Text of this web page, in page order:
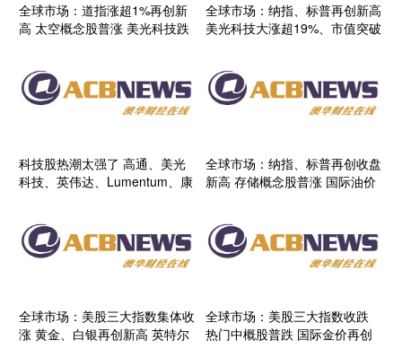
全球市场：道指涨超1%再创新
高 太空概念股普涨 美光科技跌
全球市场：纳指、标普再创新高
美光科技大涨超19%、市值突破
科技股热潮太强了 高通、美光
科技、英伟达、Lumentum、康
全球市场：纳指、标普再创收盘
新高 存储概念股普涨 国际油价
全球市场：美股三大指数集体收
涨 黄金、白银再创新高 英特尔
全球市场：美股三大指数收跌
热门中概股普跌 国际金价再创